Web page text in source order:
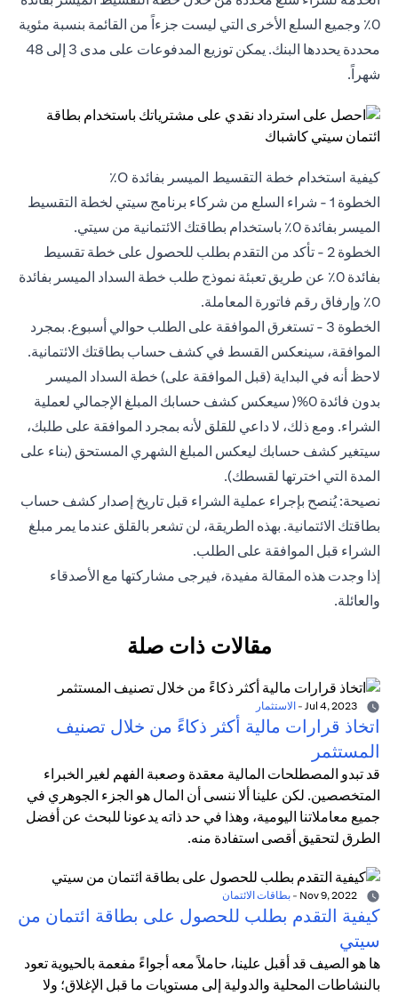
0٪ وجميع السلع الأخرى التي ليست جزءاً من القائمة بنسبة مئوية
محددة يحددها البنك. يمكن توزيع المدفوعات على مدى 3 إلى 48
شهراً.
كيفية استخدام خطة التقسيط الميسر بفائدة 0٪
الخطوة 1 - شراء السلع من شركاء برنامج سيتي لخطة التقسيط
الميسر بفائدة 0٪ باستخدام بطاقتك الائتمانية من سيتي.
الخطوة 2 - تأكد من التقدم بطلب للحصول على خطة
‎تقسيط
بفائدة 0٪
عن طريق تعبئة نموذج طلب خطة السداد الميسر بفائدة
0٪ وإرفاق رقم فاتورة المعاملة.
الخطوة 3 - تستغرق الموافقة على الطلب حوالي أسبوع. بمجرد
الموافقة، سينعكس القسط في كشف حساب بطاقتك الائتمانية.
لاحظ أنه في البداية (قبل الموافقة على) خطة السداد الميسر
بدون فائدة 0%( سيعكس كشف حسابك المبلغ الإجمالي لعملية
الشراء. ومع ذلك، لا داعي للقلق لأنه بمجرد الموافقة على طلبك،
سيتغير كشف حسابك ليعكس المبلغ الشهري المستحق (بناء على
المدة التي اخترتها لقسطك).
نصيحة: يُنصح بإجراء عملية الشراء قبل تاريخ إصدار كشف حساب
بطاقتك الائتمانية. بهذه الطريقة، لن تشعر بالقلق عندما يمر مبلغ
الشراء قبل الموافقة على الطلب.
إذا وجدت هذه المقالة مفيدة، فيرجى مشاركتها مع الأصدقاء
والعائلة.
مقالات ذات صلة
- الاستثمار
اتخاذ قرارات مالية أكثر ذكاءً من خلال تصنيف
المستثمر
قد تبدو المصطلحات المالية معقدة وصعبة الفهم لغير الخبراء
المتخصصين. لكن علينا ألا ننسى أن المال هو الجزء الجوهري في
جميع معاملاتنا اليومية، وهذا في حد ذاته يدعونا للبحث عن أفضل
الطرق لتحقيق أقصى استفادة منه.
- بطاقات الائتمان
كيفية التقدم بطلب للحصول على بطاقة ائتمان من
سيتي
ها هو الصيف قد أقبل علينا، حاملاً معه أجواءً مفعمة بالحيوية تعود
بالنشاطات المحلية والدولية إلى مستويات ما قبل الإغلاق؛ ولا